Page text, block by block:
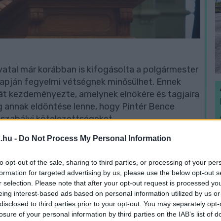
- Do Not Process My Personal Information
opt-out of the sale, sharing to third parties, or processing of your
for targeted advertising by us, please use the below opt-out
selection. Please note that after your opt-out request is processed
interest-based ads based on personal information utilized by us
to third parties prior to your opt-out. You may separately
of your personal information by third parties on the IAB’s list of
már korábban is kifogásolta a polgármester
fegyelmi vétségnek minősülhet. Ennek
amelynek elnökére és tagjaira
eldöntése lenne, hogy Pintér Bence
kötelezettségeket.
közleményben reagált a folyamatban
többségét adó Fidesz-frakció,
eltűnt 1,7 milliárd forint a Fidesz
Ma délután 5-kor találkozunk a